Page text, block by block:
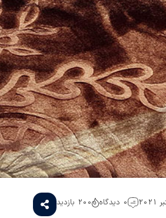
0 دیدگاه 200 بازدید